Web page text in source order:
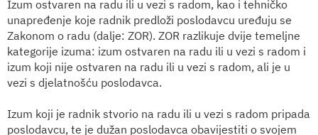
Izum ostvaren na radu ili u vezi s radom, kao i tehničko
unapređenje koje radnik predloži poslodavcu uređuju se
Zakonom o radu (dalje: ZOR). ZOR razlikuje dvije temeljne
kategorije izuma: izum ostvaren na radu ili u vezi s radom i
izum koji nije ostvaren na radu ili u vezi s radom, ali je u
vezi s djelatnošću poslodavca.
Izum koji je radnik stvorio na radu ili u vezi s radom pripada
poslodavcu, te je dužan poslodavca obavijestiti o svojem